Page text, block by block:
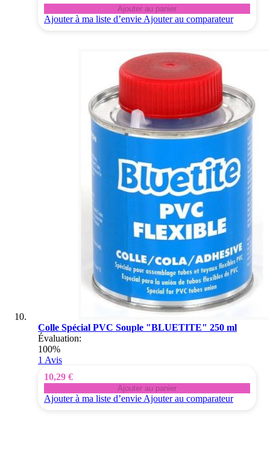
Ajouter au panier
Ajouter à ma liste d’envie Ajouter au comparateur
Colle Spécial PVC Souple "BLUETITE" 250 ml
Évaluation:
100%
1 Avis
10,29 €
Ajouter au panier
Ajouter à ma liste d’envie Ajouter au comparateur